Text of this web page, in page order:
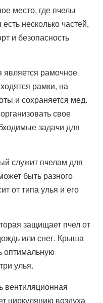
место, где пчелы
несколько частей,
и безопасность
является рамочное
рамки, на
и сохраняется мед.
свое
задачи для
служит пчелам для
быть разного
от типа улья и его
защищает пчел от
или снег. Крыша
оптимальную
улья.
вентиляционная
циркуляцию воздуха